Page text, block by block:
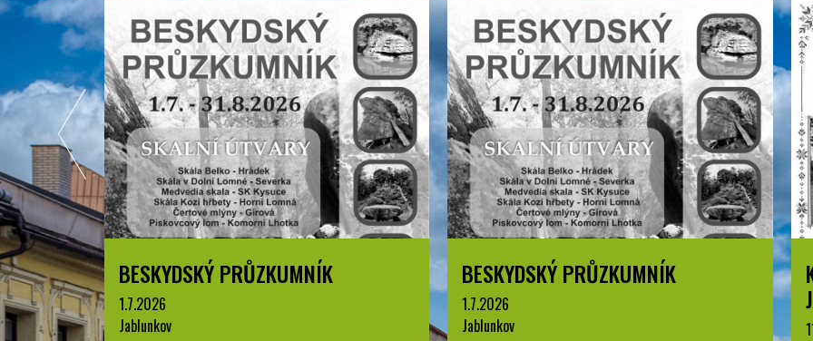
BESKYDSKÝ PRŮZKUMNÍK
1.7.2026
Jablunkov
KOMENTOVANÁ PROHLÍDKA
JABLUNKOVA
11.8.2026